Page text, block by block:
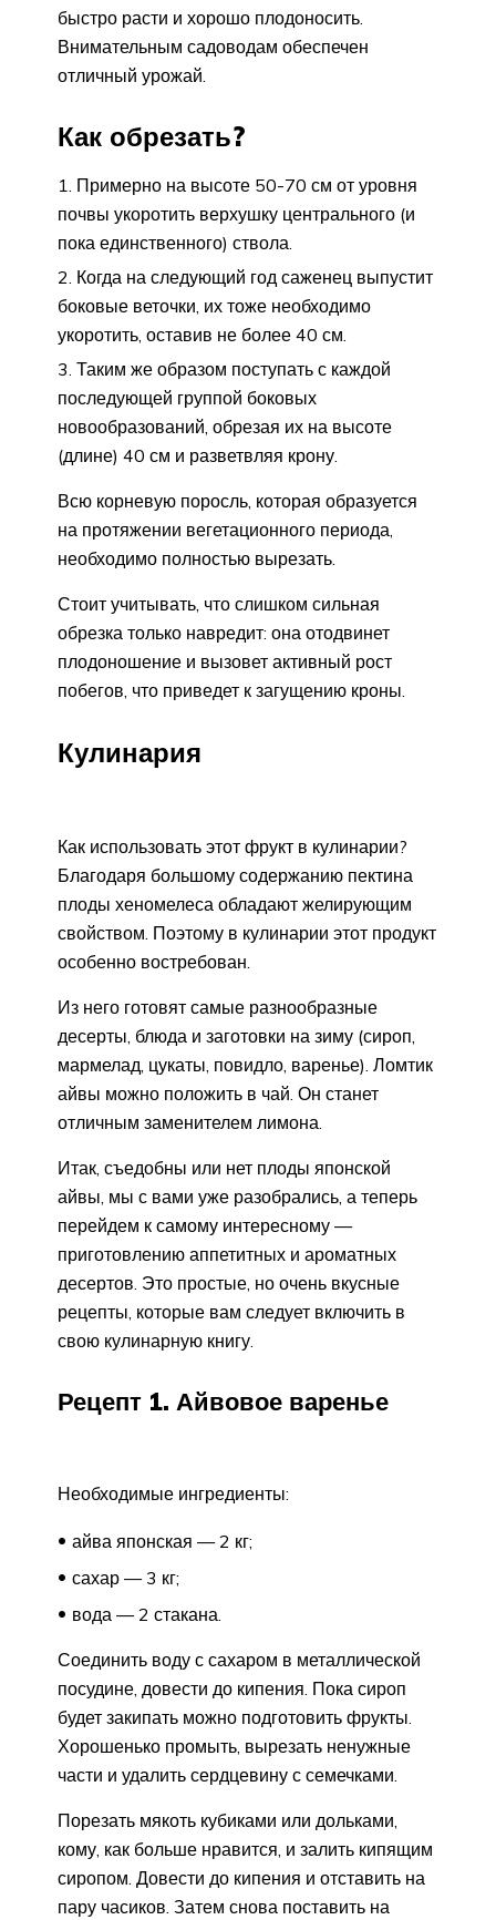
быстро расти и хорошо плодоносить.
Внимательным садоводам обеспечен
отличный урожай.
Как обрезать?
Примерно на высоте 50-70 см от уровня
почвы укоротить верхушку центрального (и
пока единственного) ствола.
Когда на следующий год саженец выпустит
боковые веточки, их тоже необходимо
укоротить, оставив не более 40 см.
Таким же образом поступать с каждой
последующей группой боковых
новообразований, обрезая их на высоте
(длине) 40 см и разветвляя крону.
Всю корневую поросль, которая образуется
на протяжении вегетационного периода,
необходимо полностью вырезать.
Стоит учитывать, что слишком сильная
обрезка только навредит: она отодвинет
плодоношение и вызовет активный рост
побегов, что приведет к загущению кроны.
Кулинария
Как использовать этот фрукт в кулинарии?
Благодаря большому содержанию пектина
плоды хеномелеса обладают желирующим
свойством. Поэтому в кулинарии этот продукт
особенно востребован.
Из него готовят самые разнообразные
десерты, блюда и заготовки на зиму (сироп,
мармелад, цукаты, повидло, варенье). Ломтик
айвы можно положить в чай. Он станет
отличным заменителем лимона.
Итак, съедобны или нет плоды японской
айвы, мы с вами уже разобрались, а теперь
перейдем к самому интересному —
приготовлению аппетитных и ароматных
десертов. Это простые, но очень вкусные
рецепты, которые вам следует включить в
свою кулинарную книгу.
Рецепт 1. Айвовое варенье
Необходимые ингредиенты:
айва японская — 2 кг;
сахар — 3 кг;
вода — 2 стакана.
Соединить воду с сахаром в металлической
посудине, довести до кипения. Пока сироп
будет закипать можно подготовить фрукты.
Хорошенько промыть, вырезать ненужные
части и удалить сердцевину с семечками.
Порезать мякоть кубиками или дольками,
кому, как больше нравится, и залить кипящим
сиропом. Довести до кипения и отставить на
пару часиков. Затем снова поставить на